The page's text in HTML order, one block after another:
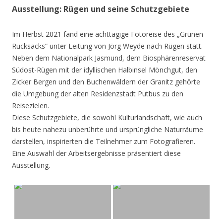
Ausstellung: Rügen und seine Schutzgebiete
Im Herbst 2021 fand eine achttägige Fotoreise des „Grünen
Rucksacks“ unter Leitung von Jörg Weyde nach Rügen statt.
Neben dem Nationalpark Jasmund, dem Biosphärenreservat
Südost-Rügen mit der idyllischen Halbinsel Mönchgut, den
Zicker Bergen und den Buchenwäldern der Granitz gehörte
die Umgebung der alten Residenzstadt Putbus zu den
Reisezielen.
Diese Schutzgebiete, die sowohl Kulturlandschaft, wie auch
bis heute nahezu unberührte und ursprüngliche Naturräume
darstellen, inspirierten die Teilnehmer zum Fotografieren.
Eine Auswahl der Arbeitsergebnisse präsentiert diese
Ausstellung.